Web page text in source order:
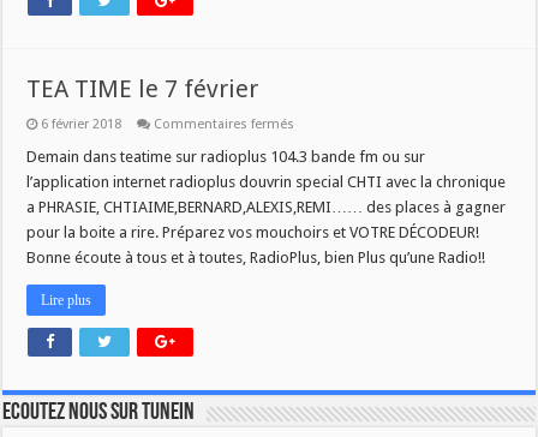
TEA TIME le 7 février
6 février 2018 Commentaires fermés
TIME
7
février
Demain dans teatime sur radioplus 104.3 bande fm ou sur
l’application internet radioplus douvrin special CHTI avec la chronique
a PHRASIE, CHTIAIME,BERNARD,ALEXIS,REMI…… des places à gagner
pour la boite a rire. Préparez vos mouchoirs et VOTRE DÉCODEUR!
Bonne écoute à tous et à toutes, RadioPlus, bien Plus qu’une Radio!!
Lire plus
Ecoutez nous sur TuneIn